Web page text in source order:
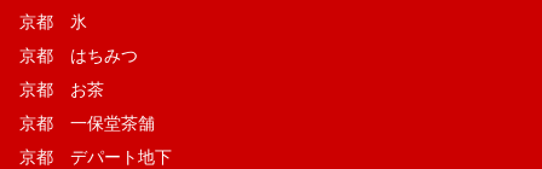
京都 氷
京都 はちみつ
京都 お茶
京都 一保堂茶舗
京都 デパート地下